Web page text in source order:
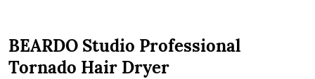
BEARDO Studio Professional
Tornado Hair Dryer